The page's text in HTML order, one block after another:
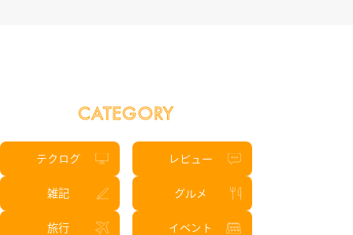
CATEGORY
テクログ レビュー
雑記 グルメ
旅行 イベント